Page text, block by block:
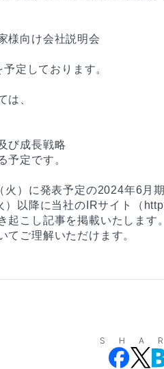
様向け会社説明会
定しております。
は、
び成長戦略
予定です。
火）に発表予定の2024年6月
）以降に当社のIRサイト（
起こし記事を掲載いたします
てご理解いただけます。